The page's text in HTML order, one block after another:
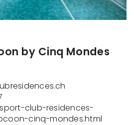
by Cinq Mondes
club-residences-
cinq-mondes.html